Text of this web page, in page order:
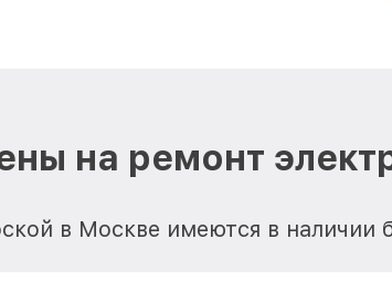
на ремонт
в Москве имеются в